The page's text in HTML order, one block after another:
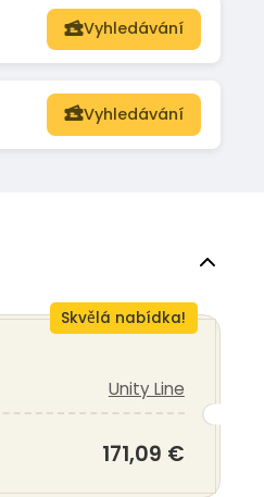
Vyhledávání
Vyhledávání
Skvělá nabídka!
Unity Line
171,09 €